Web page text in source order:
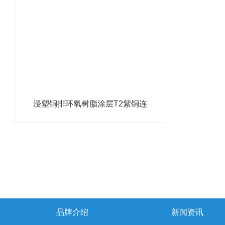
浸塑铜排环氧树脂涂层T2紫铜连
接排
品牌介绍 新闻资讯